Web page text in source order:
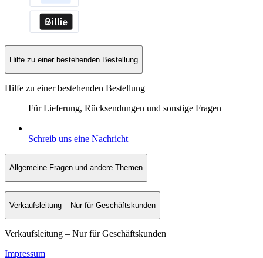
Hilfe zu einer bestehenden Bestellung
Hilfe zu einer bestehenden Bestellung
Für Lieferung, Rücksendungen und sonstige Fragen
Schreib uns eine Nachricht
Allgemeine Fragen und andere Themen
Verkaufsleitung – Nur für Geschäftskunden
Verkaufsleitung – Nur für Geschäftskunden
Impressum